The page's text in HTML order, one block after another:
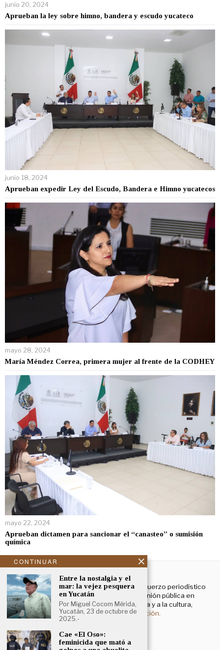
junio 20, 2024
Aprueban la ley sobre himno, bandera y escudo yucateco
junio 18, 2024
Aprueban expedir Ley del Escudo, Bandera e Himno yucatecos
mayo 28, 2024
María Méndez Correa, primera mujer al frente de la CODHEY
mayo 22, 2024
Aprueban dictamen para sancionar el “canasteo” o sumisión
química
NOSOTROS
El Cronista Yucatán es un esfuerzo periodístico
enfocado a contribuir a la opinión pública en
temas que atañen a la política y a la cultura,
principalmente. Más información.
Aviso de privacidad
CONTINUAR
Entre la nostalgia y el
mar: la vejez pesquera
en Yucatán
Por Miguel Cocom Mérida,
Yucatán, 23 de octubre de
2025.-
Cae «El Oso»:
feminicida que mató a